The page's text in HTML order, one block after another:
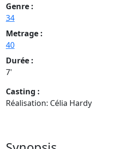
Genre :
34
Metrage :
40
Durée :
7'
Casting :
Réalisation: Célia Hardy